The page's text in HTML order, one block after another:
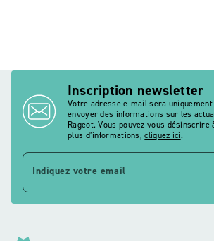
Inscription newsletter
Votre adresse e-mail sera
envoyer des informations sur les
Rageot. Vous pouvez vous
plus d’informations,cliquez ici.
Indiquez votre email